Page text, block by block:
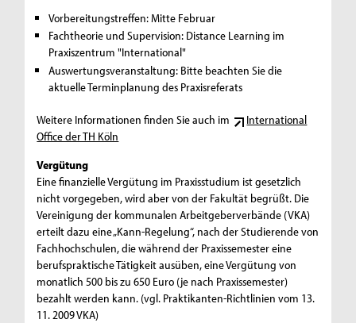
Vorbereitungstreffen: Mitte Februar
Fachtheorie und Supervision: Distance Learning im
Praxiszentrum "International"
Auswertungsveranstaltung: Bitte beachten Sie die
aktuelle Terminplanung des Praxisreferats
Weitere Informationen finden Sie auch im
International
Office der TH Köln
Vergütung
Eine finanzielle Vergütung im Praxisstudium ist gesetzlich
nicht vorgegeben, wird aber von der Fakultät begrüßt. Die
Vereinigung der kommunalen Arbeitgeberverbände (VKA)
erteilt dazu eine „Kann-Regelung“, nach der Studierende von
Fachhochschulen, die während der Praxissemester eine
berufspraktische Tätigkeit ausüben, eine Vergütung von
monatlich 500 bis zu 650 Euro (je nach Praxissemester)
bezahlt werden kann. (vgl. Praktikanten-Richtlinien vom 13.
11. 2009 VKA)